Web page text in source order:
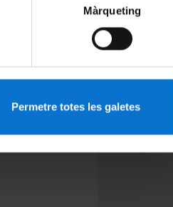
Màrqueting
Permetre totes les galetes
PEU 3